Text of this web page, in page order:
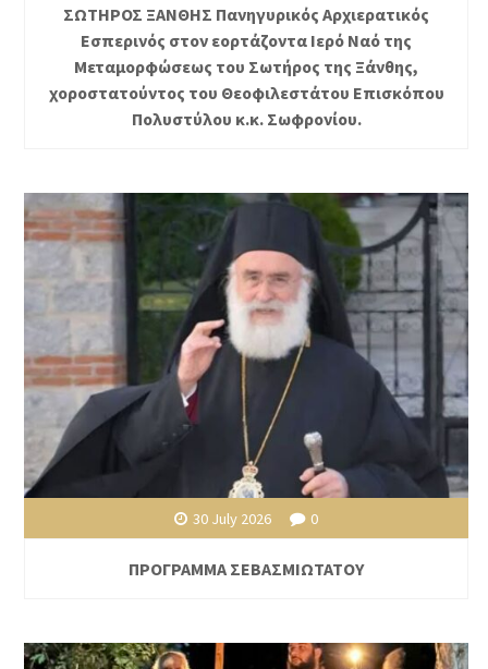
ΣΩΤΗΡΟΣ ΞΑΝΘΗΣ Πανηγυρικός Αρχιερατικός
Εσπερινός στον εορτάζοντα Ιερό Ναό της
Μεταμορφώσεως του Σωτήρος της Ξάνθης,
χοροστατούντος του Θεοφιλεστάτου Επισκόπου
Πολυστύλου κ.κ. Σωφρονίου.
30 July 2026 0
ΠΡΟΓΡΑΜΜΑ ΣΕΒΑΣΜΙΩΤΑΤΟΥ